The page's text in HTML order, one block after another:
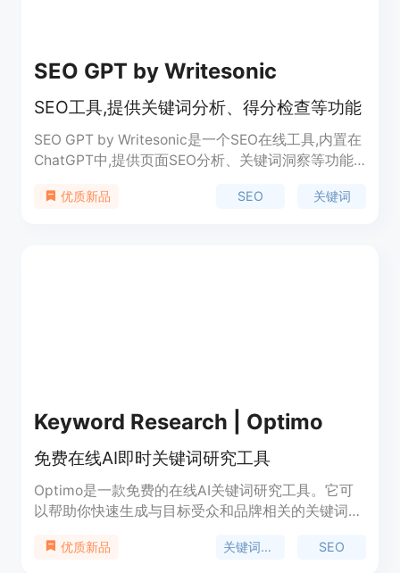
SEO GPT by Writesonic
SEO工具,提供关键词分析、得分检查等功能
SEO GPT by Writesonic是一个SEO在线工具,内置在
ChatGPT中,提供页面SEO分析、关键词洞察等功能,
查、关键词优化建议、competitor分析等。定价免
优质新品 SEO 关键词
Keyword Research | Optimo
免费在线AI即时关键词研究工具
Optimo是一款免费的在线AI关键词研究工具。它可
以帮助你快速生成与目标受众和品牌相关的关键词，
键词。Optimo使用AI技术，只需输入一个种子关键
优质新品 关键词研究 SEO